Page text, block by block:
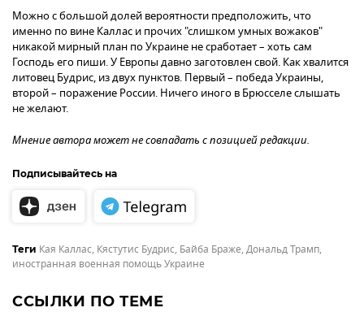
Можно с большой долей вероятности предположить, что
именно по вине Каллас и прочих "слишком умных вожаков"
никакой мирный план по Украине не сработает – хоть сам
Господь его пиши. У Европы давно заготовлен свой. Как хвалится
литовец Будрис, из двух пунктов. Первый – победа Украины,
второй – поражение России. Ничего иного в Брюсселе слышать
не желают.
Мнение автора может не совпадать с позицией редакции.
Подписывайтесь на
Теги Кая Каллас, Кястутис Будрис, Байба Браже, Дональд Трамп,
иностранная военная помощь Украине
ССЫЛКИ ПО ТЕМЕ